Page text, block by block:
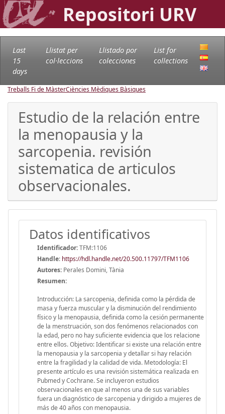
Repositori URV
Last
15
days
Llistat per
col·leccions
Llistado por
colecciones
List for
collections
Treballs Fi de MàsterCiències Mèdiques Bàsiques
Estudio de la relación entre
la menopausia y la
sarcopenia. revisión
sistematica de articulos
observacionales.
Datos identificativos
Identificador:TFM:1106
Handle: https://hdl.handle.net/20.500.11797/TFM1106
Autores: Perales Domini, Tània
Resumen:
Introducción: La sarcopenia, definida como la pérdida de
masa y fuerza muscular y la disminución del rendimiento
físico y la menopausia, definida como la cesión permanente
de la menstruación, son dos fenómenos relacionados con
la edad, pero no hay suficiente evidencia que los relacione
entre ellos. Objetivo: Identificar si existe una relación entre
la menopausia y la sarcopenia y detallar si hay relación
entre la fragilidad y la calidad de vida. Metodología: El
presente artículo es una revisión sistemática realizada en
Pubmed y Cochrane. Se incluyeron estudios
observacionales en que al menos una de sus variables
fuera un diagnóstico de sarcopenia y dirigido a mujeres de
más de 40 años con menopausia.